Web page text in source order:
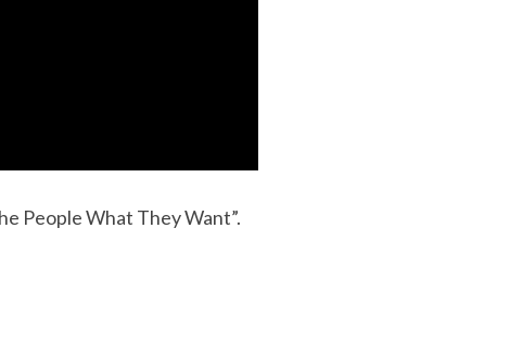
People What They Want”.